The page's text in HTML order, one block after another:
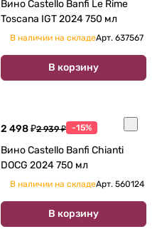
Вино Castello Banfi Le Rime
Toscana IGT 2024 750 мл
В наличии на складеАрт. 637567
В корзину
2 498 ₽2 939 ₽ -15%
Вино Castello Banfi Chianti
DOCG 2024 750 мл
В наличии на складеАрт. 560124
В корзину